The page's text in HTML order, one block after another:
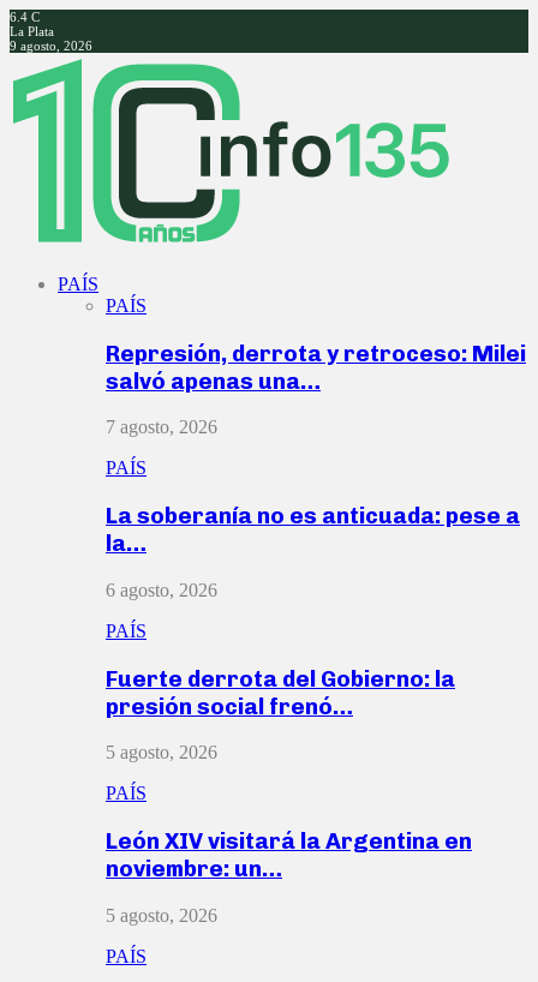
6.4 C
La Plata
9 agosto, 2026
Facebook
Twitter
Instagram
Youtube
PAÍS
PAÍS
Represión, derrota y retroceso: Milei
salvó apenas una…
7 agosto, 2026
PAÍS
La soberanía no es anticuada: pese a
la…
6 agosto, 2026
PAÍS
Fuerte derrota del Gobierno: la
presión social frenó…
5 agosto, 2026
PAÍS
León XIV visitará la Argentina en
noviembre: un…
5 agosto, 2026
PAÍS